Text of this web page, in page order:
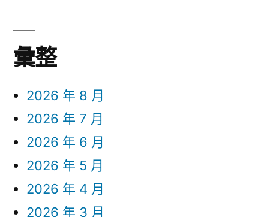
彙整
2026 年 8 月
2026 年 7 月
2026 年 6 月
2026 年 5 月
2026 年 4 月
2026 年 3 月